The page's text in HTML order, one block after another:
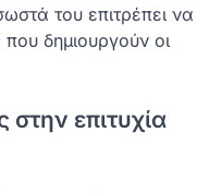
του επιτρέπει να
που δημιουργούν οι
στην επιτυχία